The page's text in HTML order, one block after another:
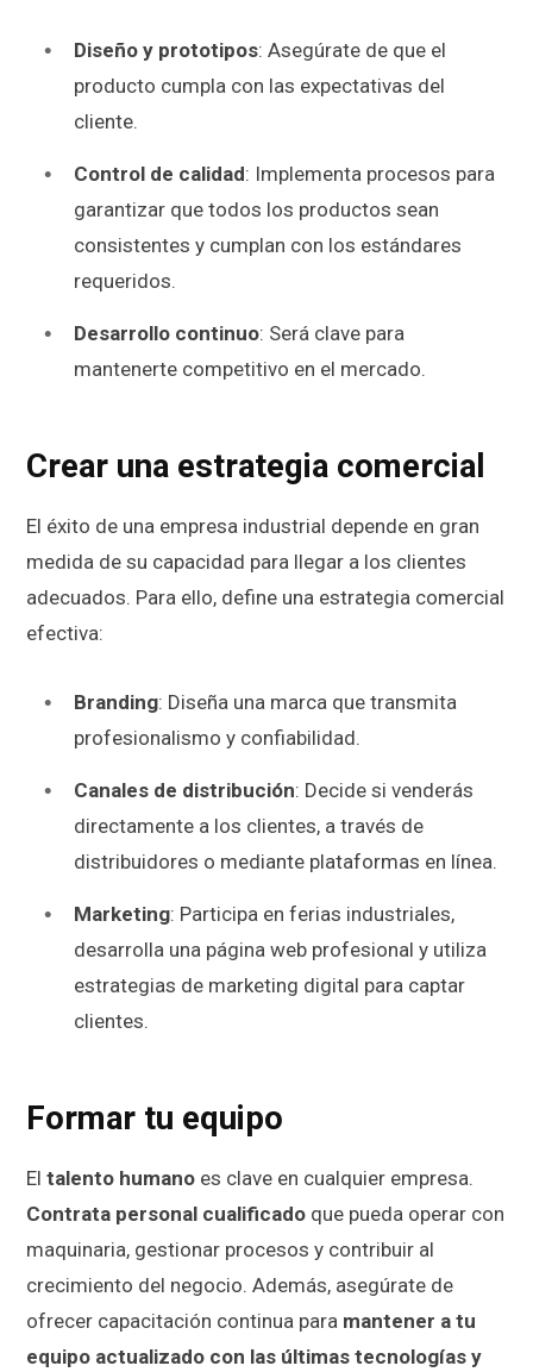
Diseño y prototipos: Asegúrate de que el
producto cumpla con las expectativas del
cliente.
Control de calidad: Implementa procesos para
garantizar que todos los productos sean
consistentes y cumplan con los estándares
requeridos.
Desarrollo continuo: Será clave para
mantenerte competitivo en el mercado.
Crear una estrategia comercial
El éxito de una empresa industrial depende en gran
medida de su capacidad para llegar a los clientes
adecuados. Para ello, define una estrategia comercial
efectiva:
Branding: Diseña una marca que transmita
profesionalismo y confiabilidad.
Canales de distribución: Decide si venderás
directamente a los clientes, a través de
distribuidores o mediante plataformas en línea.
Marketing: Participa en ferias industriales,
desarrolla una página web profesional y utiliza
estrategias de marketing digital para captar
clientes.
Formar tu equipo
El talento humano es clave en cualquier empresa.
Contrata personal cualificado que pueda operar con
maquinaria, gestionar procesos y contribuir al
crecimiento del negocio. Además, asegúrate de
ofrecer capacitación continua para mantener a tu
equipo actualizado con las últimas tecnologías y